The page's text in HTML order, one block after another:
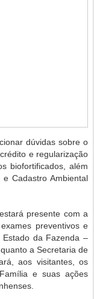
dúvidas sobre o
e regularização
biofortificados, além
Cadastro Ambiental
presente com a
preventivos e
da Fazenda –
a Secretaria de
aos visitantes, os
e suas ações